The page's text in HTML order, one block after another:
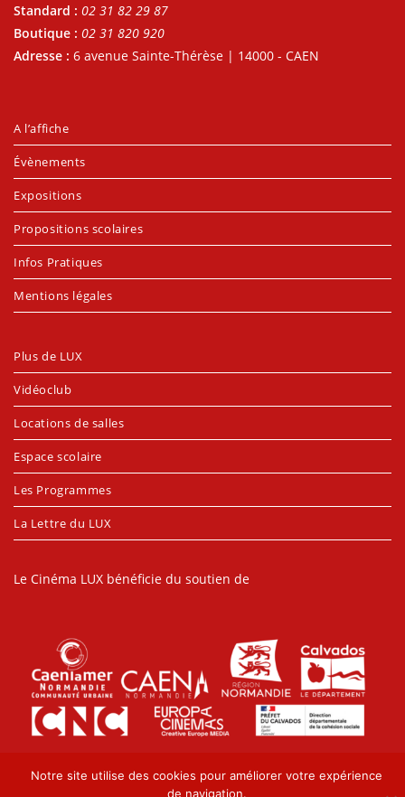
Standard : 02 31 82 29 87
Boutique : 02 31 820 920
Adresse : 6 avenue Sainte-Thérèse | 14000 - CAEN
A l’affiche
Évènements
Expositions
Propositions scolaires
Infos Pratiques
Mentions légales
Plus de LUX
Vidéoclub
Locations de salles
Espace scolaire
Les Programmes
La Lettre du LUX
Le Cinéma LUX bénéficie du soutien de
Notre site utilise des cookies pour améliorer votre expérience
de navigation.